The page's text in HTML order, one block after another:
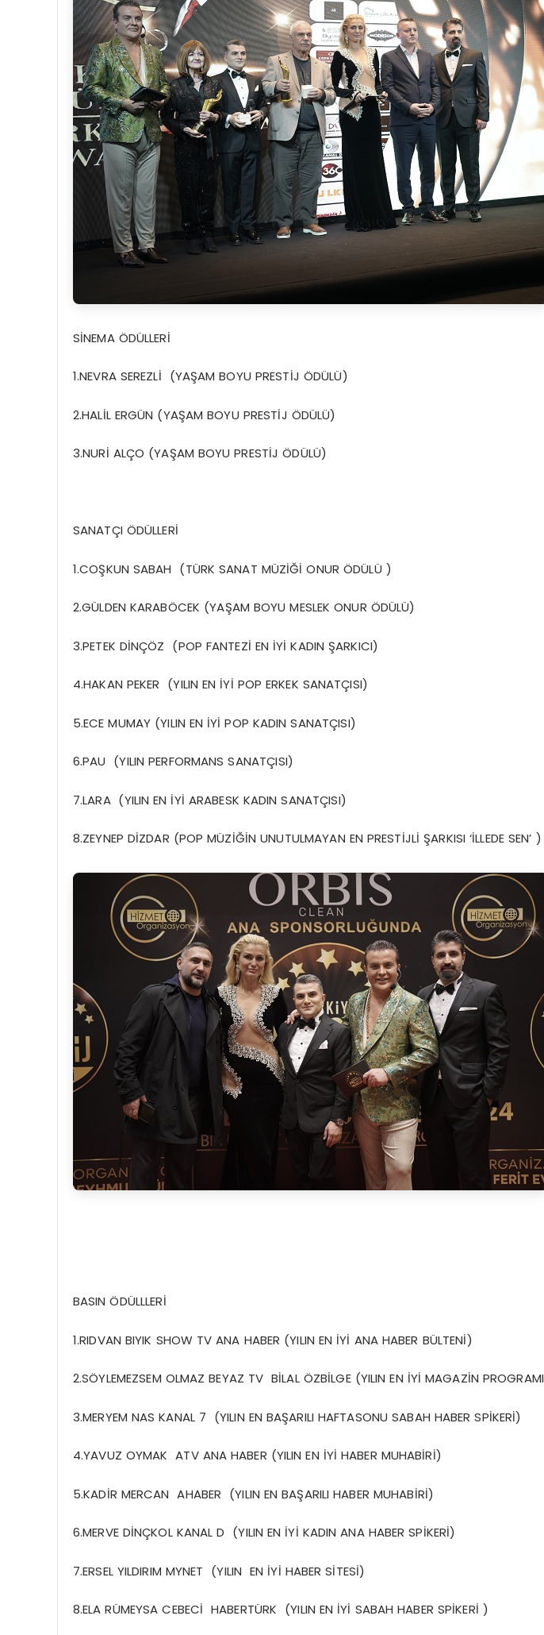
SİNEMA ÖDÜLLERİ
1.NEVRA SEREZLİ (YAŞAM BOYU PRESTİJ ÖDÜLÜ)
2.HALİL ERGÜN (YAŞAM BOYU PRESTİJ ÖDÜLÜ)
3.NURİ ALÇO (YAŞAM BOYU PRESTİJ ÖDÜLÜ)
SANATÇI ÖDÜLLERİ
1.COŞKUN SABAH (TÜRK SANAT MÜZİĞİ ONUR ÖDÜLÜ )
2.GÜLDEN KARABÖCEK (YAŞAM BOYU MESLEK ONUR ÖDÜLÜ)
3.PETEK DİNÇÖZ (POP FANTEZİ EN İYİ KADIN ŞARKICI)
4.HAKAN PEKER (YILIN EN İYİ POP ERKEK SANATÇISI)
5.ECE MUMAY (YILIN EN İYİ POP KADIN SANATÇISI)
6.PAU (YILIN PERFORMANS SANATÇISI)
7.LARA (YILIN EN İYİ ARABESK KADIN SANATÇISI)
8.ZEYNEP DİZDAR (POP MÜZİĞİN UNUTULMAYAN EN PRESTİJLİ ŞARKISI ‘İLLEDE SEN’ )
BASIN ÖDÜLLLERİ
1.RIDVAN BIYIK SHOW TV ANA HABER (YILIN EN İYİ ANA HABER BÜLTENİ)
2.SÖYLEMEZSEM OLMAZ BEYAZ TV BİLAL ÖZBİLGE (YILIN EN İYİ MAGAZİN PROGRAMI
3.MERYEM NAS KANAL 7 (YILIN EN BAŞARILI HAFTASONU SABAH HABER SPİKERİ)
4.YAVUZ OYMAK ATV ANA HABER (YILIN EN İYİ HABER MUHABİRİ)
5.KADİR MERCAN AHABER (YILIN EN BAŞARILI HABER MUHABİRİ)
6.MERVE DİNÇKOL KANAL D (YILIN EN İYİ KADIN ANA HABER SPİKERİ)
7.ERSEL YILDIRIM MYNET (YILIN EN İYİ HABER SİTESİ)
8.ELA RÜMEYSA CEBECİ HABERTÜRK (YILIN EN İYİ SABAH HABER SPİKERİ )